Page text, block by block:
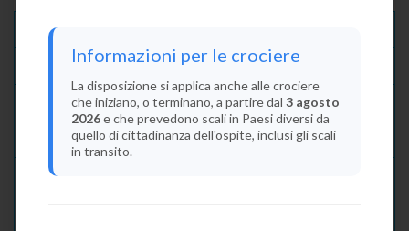
Disponibilità
Condizioni
Recensioni
Informazioni per le crociere
La disposizione si applica anche alle crociere
che iniziano, o terminano, a partire dal 3 agosto
2026e che prevedono scali in Paesi diversi da
quello di cittadinanza dell'ospite, inclusi gli scali
in transito.